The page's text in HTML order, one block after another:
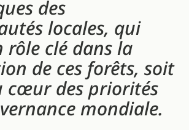
des
locales, qui
clé dans la
de ces forêts, soit
cœur des priorités
mondiale.